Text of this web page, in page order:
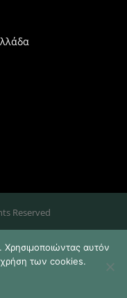
Reserved
by
Χρησιμοποιώντας αυτόν
χρήση των cookies.